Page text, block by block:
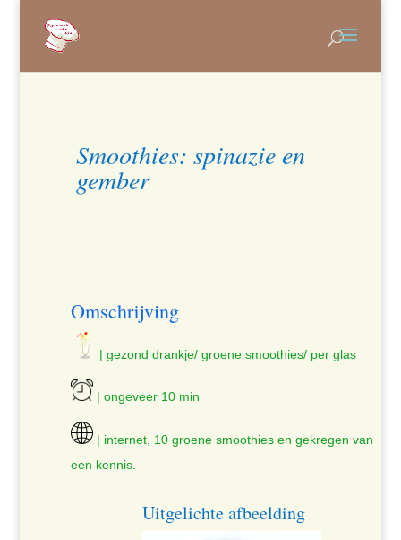
Smoothies: spinazie en
gember
Omschrijving
| gezond drankje/ groene smoothies/ per glas
| ongeveer 10 min
| internet, 10 groene smoothies en gekregen van
een kennis.
Uitgelichte afbeelding